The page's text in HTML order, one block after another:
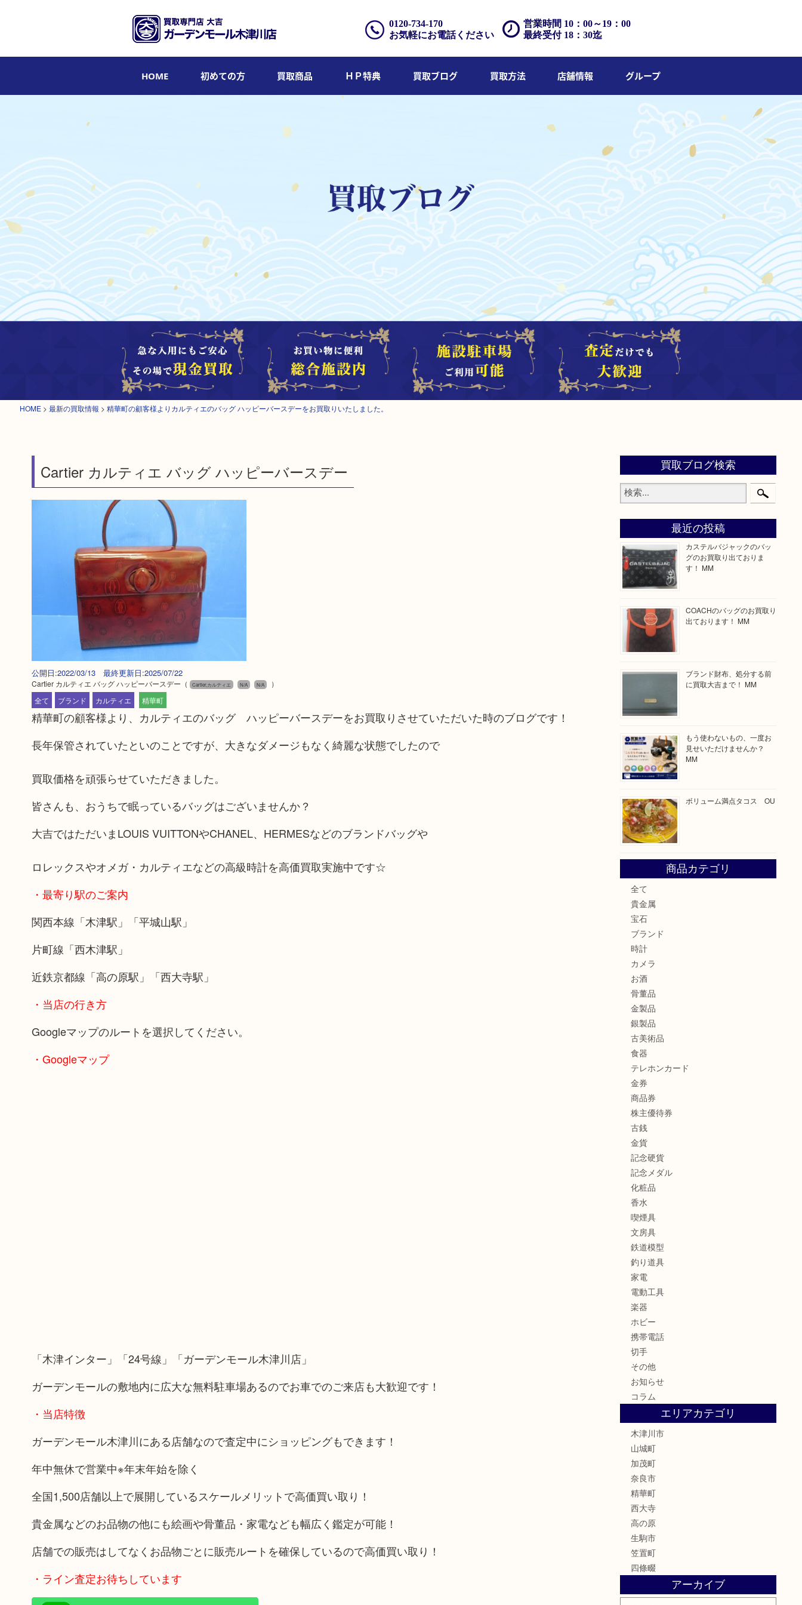
営業時間 10：00～19：00
最終受付 18：30迄
0120-734-170
お気軽にお電話ください
HOME 初めての方 買取商品 ＨＰ特典 買取ブログ 買取方法 店舗情報 グループ
HOME > 最新の買取情報 > 精華町の顧客様よりカルティエのバッグ ハッピーバースデーをお買取りいたしました。
Cartier カルティエ バッグ ハッピーバースデー
公開日:2022/03/13 最終更新日:2025/07/22
Cartier カルティエ バッグ ハッピーバースデー （ Cartier,カルティエ N/A N/A
）
全て
ブランド カルティエ 精華町
精華町の顧客様より、カルティエのバッグ ハッピーバースデーをお買取りさせていただいた時のブログです！
長年保管されていたといのことですが、大きなダメージもなく綺麗な状態でしたので
買取価格を頑張らせていただきました。
皆さんも、おうちで眠っているバッグはございませんか？
大吉ではただいまLOUIS VUITTONやCHANEL、HERMESなどのブランドバッグや
ロレックスやオメガ・カルティエなどの高級時計を高価買取実施中です☆
・最寄り駅のご案内
関西本線「木津駅」「平城山駅」
片町線「西木津駅」
近鉄京都線「高の原駅」「西大寺駅」
・当店の行き方
Googleマップのルートを選択してください。
・Googleマップ
「木津インター」「24号線」「ガーデンモール木津川店」
ガーデンモールの敷地内に広大な無料駐車場あるのでお車でのご来店も大歓迎です！
・当店特徴
ガーデンモール木津川にある店舗なので査定中にショッピングもできます！
年中無休で営業中※年末年始を除く
全国1,500店舗以上で展開しているスケールメリットで高価買い取り！
貴金属などのお品物の他にも絵画や骨董品・家電なども幅広く鑑定が可能！
店舗での販売はしてなくお品物ごとに販売ルートを確保しているので高価買い取り！
・ライン査定お待ちしています
買取ブログ検索
最近の投稿
カステルバジャックのバッ
グのお買取り出ておりま
す！ MM
COACHのバッグのお買取り
出ております！ MM
ブランド財布、処分する前
に買取大吉まで！ MM
もう使わないもの、一度お
見せいただけませんか？
MM
ボリューム満点タコス OU
商品カテゴリ
全て
貴金属
宝石
ブランド
時計
カメラ
お酒
骨董品
金製品
銀製品
古美術品
食器
テレホンカード
金券
商品券
株主優待券
古銭
金貨
記念硬貨
記念メダル
化粧品
香水
喫煙具
文房具
鉄道模型
釣り道具
家電
電動工具
楽器
ホビー
携帯電話
切手
その他
お知らせ
コラム
エリアカテゴリ
木津川市
山城町
加茂町
奈良市
精華町
西大寺
高の原
生駒市
笠置町
四條畷
アーカイブ